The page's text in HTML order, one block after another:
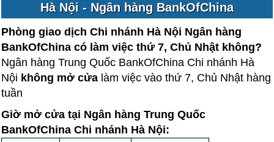
Hà Nội - Ngân hàng BankOfChina
Phòng giao dịch Chi nhánh Hà Nội Ngân hàng
BankOfChina có làm việc thứ 7, Chủ Nhật không?
Ngân hàng Trung Quốc BankOfChina Chi nhánh Hà
Nội không mở cửa làm việc vào thứ 7, Chủ Nhật hàng
tuần
Giờ mở cửa tại Ngân hàng Trung Quốc
BankOfChina Chi nhánh Hà Nội: